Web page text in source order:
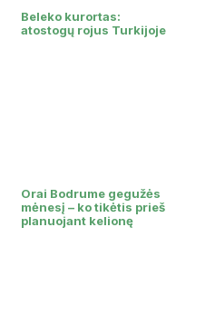
Beleko kurortas:
atostogų rojus Turkijoje
Orai Bodrume gegužės
mėnesį – ko tikėtis prieš
planuojant kelionę